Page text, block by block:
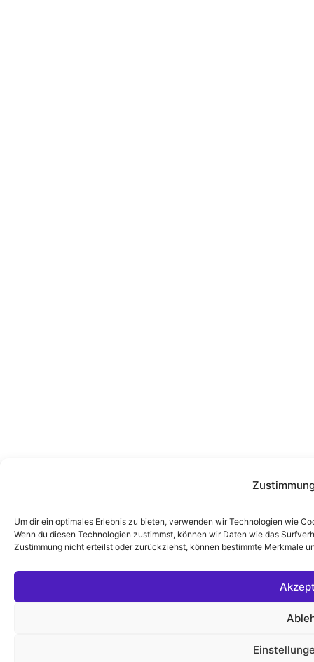
Um dir ein optimales Erlebnis zu bieten, verwenden wir Technologien wie
Wenn du diesen Technologien zustimmst, können wir Daten wie das
Zustimmung nicht erteilst oder zurückziehst, können bestimmte Merkmale